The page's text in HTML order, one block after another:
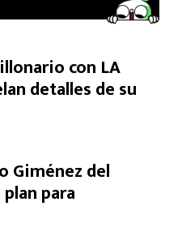
con LA
detalles de su
Giménez del
para